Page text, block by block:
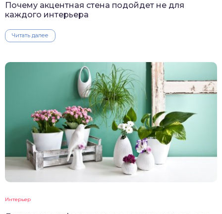
Почему акцентная стена подойдет не для
каждого интерьера
Читать далее
Интерьер